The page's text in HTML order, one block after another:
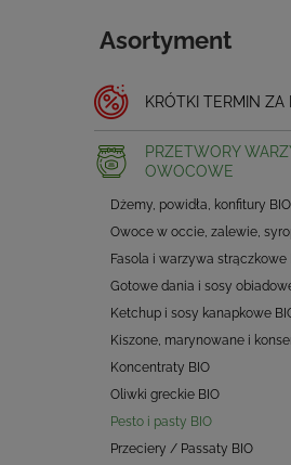
Asortyment
KRÓTKI TERMIN ZA
PRZETWORY
OWOCOWE
Dżemy, powidła, konfitury BIO
Owoce w occie, zalewie,
Fasola i warzywa strączkowe
Gotowe dania i sosy
Ketchup i sosy kanapkowe
Kiszone, marynowane i
Koncentraty BIO
Oliwki greckie BIO
Pesto i pasty BIO
Przeciery / Passaty BIO